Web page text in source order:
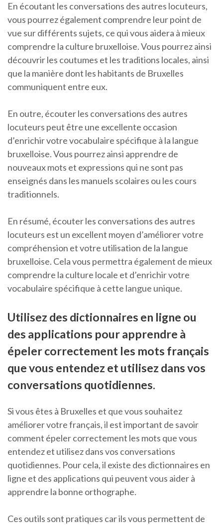
En écoutant les conversations des autres locuteurs,
vous pourrez également comprendre leur point de
vue sur différents sujets, ce qui vous aidera à mieux
comprendre la culture bruxelloise. Vous pourrez ainsi
découvrir les coutumes et les traditions locales, ainsi
que la manière dont les habitants de Bruxelles
communiquent entre eux.
En outre, écouter les conversations des autres
locuteurs peut être une excellente occasion
d’enrichir votre vocabulaire spécifique à la langue
bruxelloise. Vous pourrez ainsi apprendre de
nouveaux mots et expressions qui ne sont pas
enseignés dans les manuels scolaires ou les cours
traditionnels.
En résumé, écouter les conversations des autres
locuteurs est un excellent moyen d’améliorer votre
compréhension et votre utilisation de la langue
bruxelloise. Cela vous permettra également de mieux
comprendre la culture locale et d’enrichir votre
vocabulaire spécifique à cette langue unique.
Utilisez des dictionnaires en ligne ou
des applications pour apprendre à
épeler correctement les mots français
que vous entendez et utilisez dans vos
conversations quotidiennes.
Si vous êtes à Bruxelles et que vous souhaitez
améliorer votre français, il est important de savoir
comment épeler correctement les mots que vous
entendez et utilisez dans vos conversations
quotidiennes. Pour cela, il existe des dictionnaires en
ligne et des applications qui peuvent vous aider à
apprendre la bonne orthographe.
Ces outils sont pratiques car ils vous permettent de